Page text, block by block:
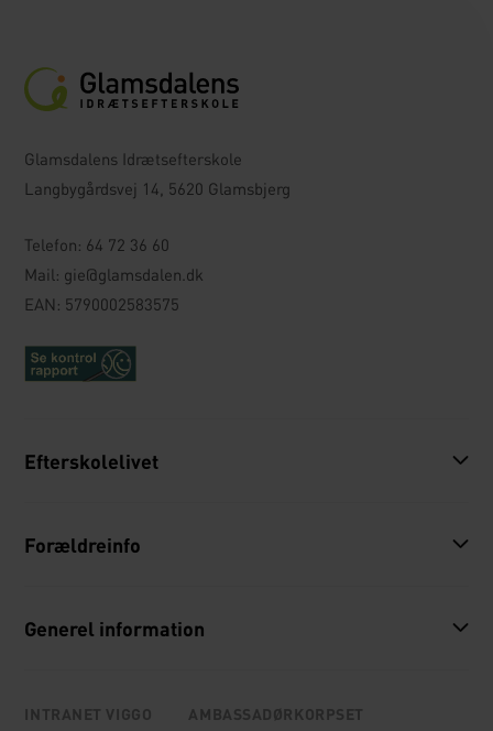
Glamsdalens Idrætsefterskole
Langbygårdsvej 14, 5620 Glamsbjerg
Telefon: 64 72 36 60
Mail: gie@glamsdalen.dk
EAN: 5790002583575
Efterskolelivet
Forældreinfo
Generel information
INTRANET VIGGO AMBASSADØRKORPSET